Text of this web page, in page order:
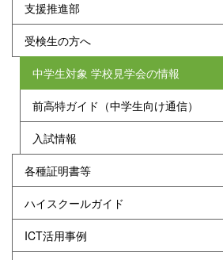
支援推進部
受検生の方へ
中学生対象 学校見学会の情報
前高特ガイド（中学生向け通信）
入試情報
各種証明書等
ハイスクールガイド
ICT活用事例